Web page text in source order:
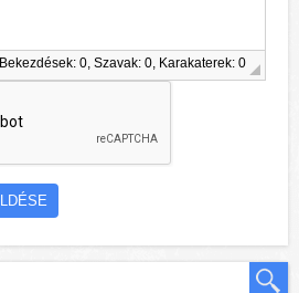
Bekezdések: 0, Szavak: 0, Karakaterek: 0